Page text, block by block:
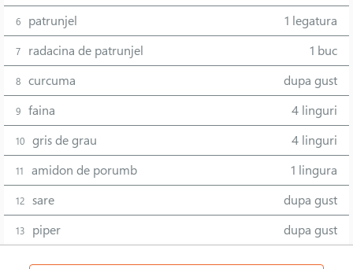
6 patrunjel 1 legatura
7 radacina de patrunjel 1 buc
8 curcuma dupa gust
9 faina 4 linguri
10 gris de grau 4 linguri
11 amidon de porumb 1 lingura
12 sare dupa gust
13 piper dupa gust